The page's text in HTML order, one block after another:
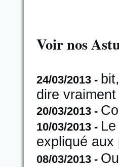
Voir nos
24/03/2013 -
dire
20/03/2013 -
10/03/2013 -
expliqué aux
08/03/2013 -